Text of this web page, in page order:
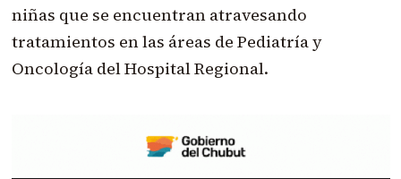
niñas que se encuentran atravesando
tratamientos en las áreas de Pediatría y
Oncología del Hospital Regional.